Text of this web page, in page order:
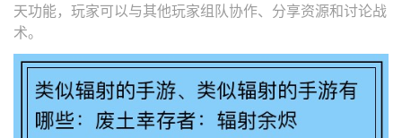
天功能，玩家可以与其他玩家组队协作、分享资源和讨论战
术。